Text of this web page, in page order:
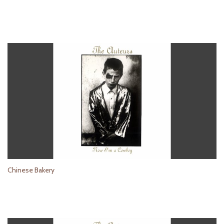
Chinese Bakery